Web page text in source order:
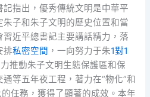
指出，優秀傳統文明是中華平
子和朱子文明的歷史位置和當
近平總書記主要講話精力，落
排私密空間 ，一向努力于朱1對1
推動朱子文明生態保護區和保
等五年夜工程，著力在“物化”和
任務，獲得了顯著的成效。本年